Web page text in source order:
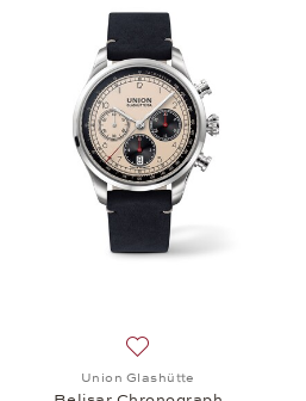
Union Glashütte